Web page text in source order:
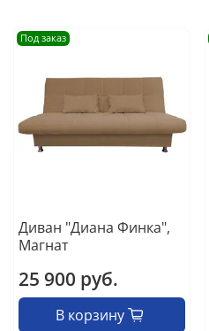
Под заказ
Диван "Диана Финка",
Магнат
25 900 руб.
В корзину